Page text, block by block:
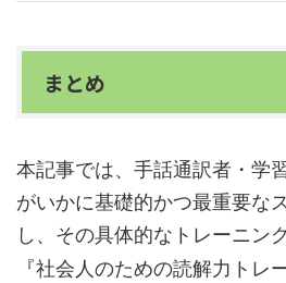
まとめ
本記事では、手話通訳者・学
がいかに基礎的かつ最重要な
し、その具体的なトレーニン
『社会人のための読解力トレ